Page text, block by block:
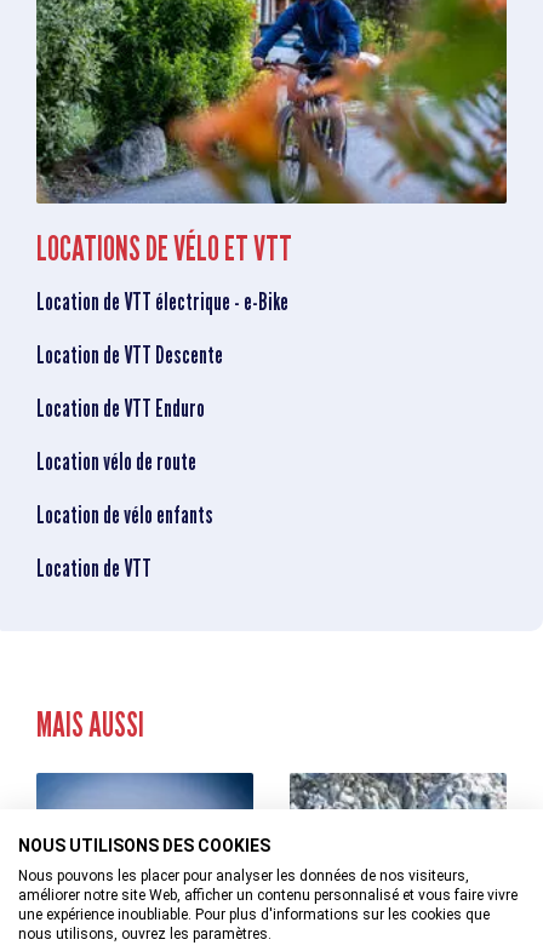
LOCATIONS DE VÉLO ET VTT
Location de VTT électrique - e-Bike
Location de VTT Descente
Location de VTT Enduro
Location vélo de route
Location de vélo enfants
Location de VTT
MAIS AUSSI
Moniteurs de parapente
NOUS UTILISONS DES COOKIES
Nous pouvons les placer pour analyser les données de nos visiteurs,
améliorer notre site Web, afficher un contenu personnalisé et vous faire vivre
une expérience inoubliable. Pour plus d'informations sur les cookies que
nous utilisons, ouvrez les paramètres.